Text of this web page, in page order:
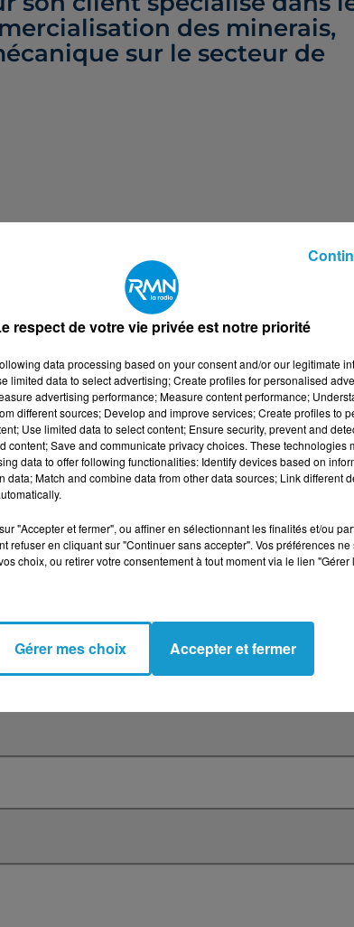
des minerais,
sur le secteur de
et prédictive dans le respect des exigences
DE MAINTENANCE H/F
respect de votre vie privée est notre priorité
data processing based on your consent and/or our legitimate
limited data to select advertising; Create profiles for personalised
advertising performance; Measure content performance;
different sources; Develop and improve services; Create profiles to
Use limited data to select content; Ensure security, prevent and
content; Save and communicate privacy choices. These technologies
data to offer following functionalities: Identify devices based on
data; Match and combine data from other data sources; Link different
"Accepter et fermer", ou affiner en sélectionnant les finalités et/ou
refuser en cliquant sur "Continuer sans accepter". Vos préférences
choix, ou retirer votre consentement à tout moment via le lien
Gérer mes choix Accepter et fermer